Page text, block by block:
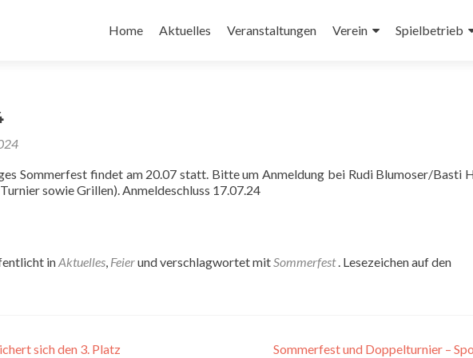
Inhalt
Home Aktuelles Veranstaltungen Verein Spielbetrieb
Sommerfest findet am 20.07 statt. Bitte um Anmeldung bei Rudi Blumoser/Basti
sowie Grillen). Anmeldeschluss 17.07.24
inAktuelles, Feierund verschlagwortet mitSommerfest. Lesezeichen auf den
sich den 3. Platz
Sommerfest und Doppelturnier –